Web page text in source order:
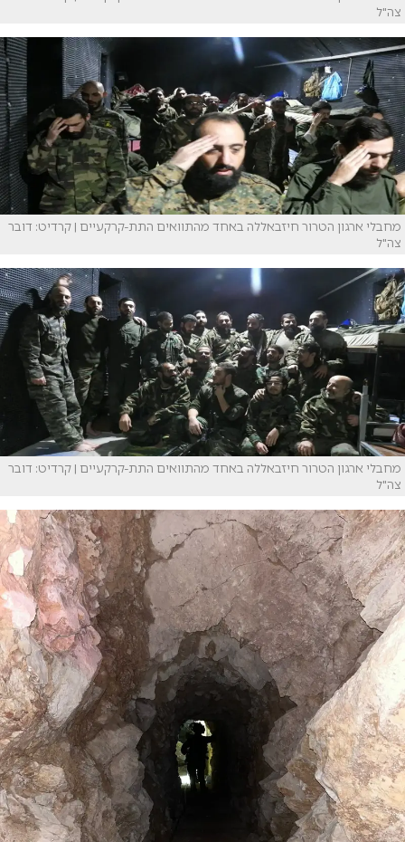
צה"ל
מחבלי ארגון הטרור חיזבאללה באחד מהתוואים התת-קרקעיים | קרדיט: דובר
צה"ל
מחבלי ארגון הטרור חיזבאללה באחד מהתוואים התת-קרקעיים | קרדיט: דובר
צה"ל